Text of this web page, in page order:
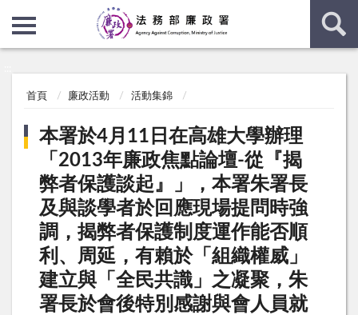
首頁 廉政活動 活動集錦
本署於4月11日在高雄大學辦理
「2013年廉政焦點論壇-從『揭
弊者保護談起』」，本署朱署長
及與談學者於回應現場提問時強
調，揭弊者保護制度運作能否順
利、周延，有賴於「組織權威」
建立與「全民共識」之凝聚，朱
署長於會後特別感謝與會人員就